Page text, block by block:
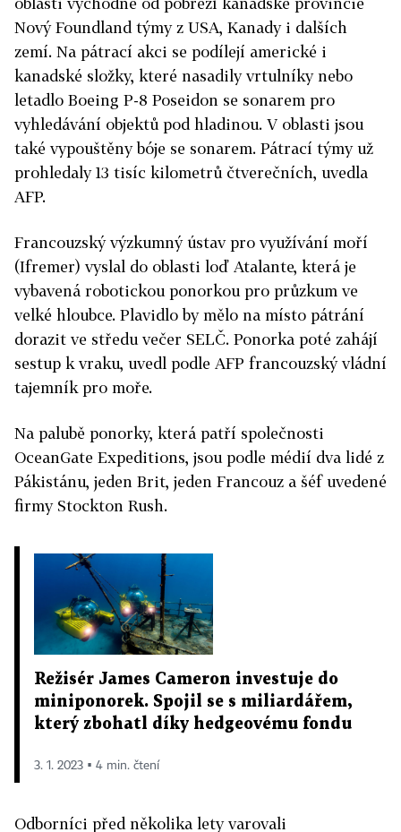
Nový Foundland týmy z USA, Kanady i dalších
zemí. Na pátrací akci se podílejí americké i
kanadské složky, které nasadily vrtulníky nebo
letadlo Boeing P-8 Poseidon se sonarem pro
vyhledávání objektů pod hladinou. V oblasti jsou
také vypouštěny bóje se sonarem. Pátrací týmy už
prohledaly 13 tisíc kilometrů čtverečních, uvedla
AFP.
Francouzský výzkumný ústav pro využívání moří
(Ifremer) vyslal do oblasti loď Atalante, která je
vybavená robotickou ponorkou pro průzkum ve
velké hloubce. Plavidlo by mělo na místo pátrání
dorazit ve středu večer SELČ. Ponorka poté zahájí
sestup k vraku, uvedl podle AFP francouzský vládní
tajemník pro moře.
Na palubě ponorky, která patří společnosti
OceanGate Expeditions, jsou podle médií dva lidé z
Pákistánu, jeden Brit, jeden Francouz a šéf uvedené
firmy Stockton Rush.
Režisér James Cameron investuje do
miniponorek. Spojil se s miliardářem,
který zbohatl díky hedgeovému fondu
3. 1. 2023 ▪ 4 min. čtení
Odborníci před několika lety varovali